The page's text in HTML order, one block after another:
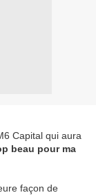
Capital qui aura
beau pour ma
façon de